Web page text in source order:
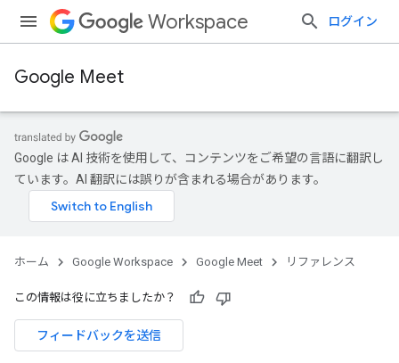
Workspace ログイン
Google Meet
Google は AI 技術を使用して、コンテンツをご希望の言語に翻訳し
ています。AI 翻訳には誤りが含まれる場合があります。
ホーム Google Workspace Google Meet リファレンス
この情報は役に立ちましたか？
フィードバックを送信